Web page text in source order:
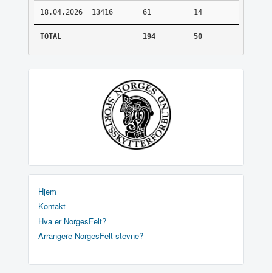
18.04.2026 13416 61 14
TOTAL 194 50
Hjem
Kontakt
Hva er NorgesFelt?
Arrangere NorgesFelt stevne?